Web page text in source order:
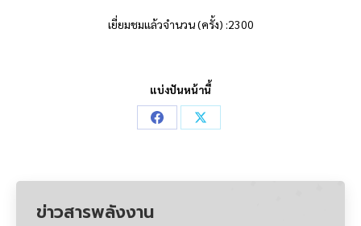
เยี่ยมชมแล้วจำนวน (ครั้ง) :2300
แบ่งปันหน้านี้
Share
Share
ข่าวสารพลังงาน